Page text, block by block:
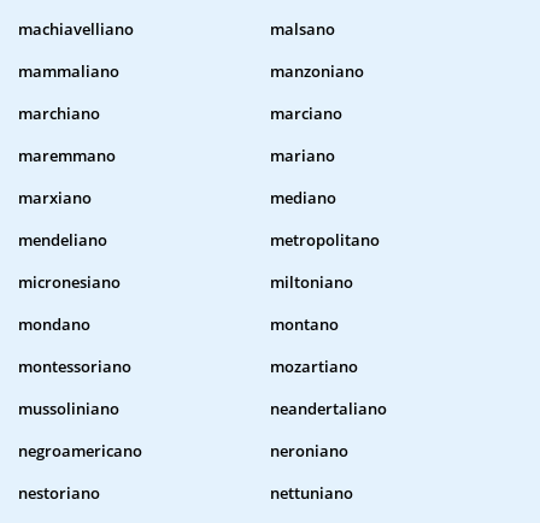
machiavelliano
malsano
mammaliano
manzoniano
marchiano
marciano
maremmano
mariano
marxiano
mediano
mendeliano
metropolitano
micronesiano
miltoniano
mondano
montano
montessoriano
mozartiano
mussoliniano
neandertaliano
negroamericano
neroniano
nestoriano
nettuniano